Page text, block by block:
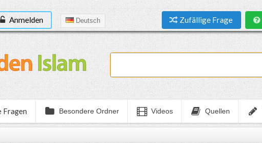
Anmelden Deutsch Zufällige Frage
Fragen Besondere Ordner Videos Quellen